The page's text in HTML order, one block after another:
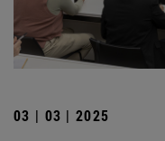
03 | 03 | 2025